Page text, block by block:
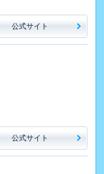
公式サイト
公式サイト